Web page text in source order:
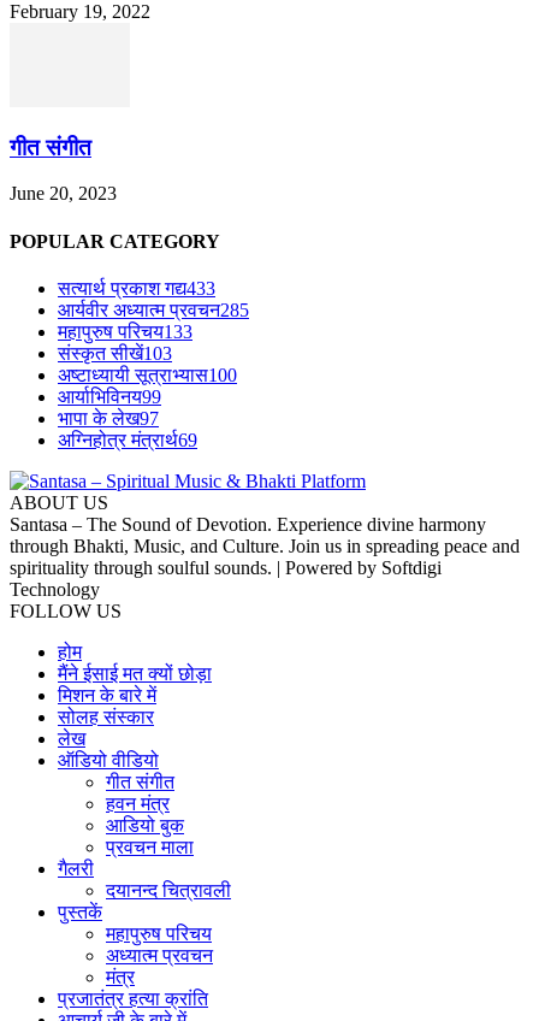
February 19, 2022
गीत संगीत
June 20, 2023
POPULAR CATEGORY
सत्यार्थ प्रकाश गद्य433
आर्यवीर अध्यात्म प्रवचन285
महापुरुष परिचय133
संस्कृत सीखें103
अष्टाध्यायी सूत्राभ्यास100
आर्याभिविनय99
भापा के लेख97
अग्निहोत्र मंत्रार्थ69
ABOUT US
Santasa – The Sound of Devotion. Experience divine harmony
through Bhakti, Music, and Culture. Join us in spreading peace and
spirituality through soulful sounds. | Powered by Softdigi
Technology
FOLLOW US
होम
मैंने ईसाई मत क्यों छोड़ा
मिशन के बारे में
सोलह संस्कार
लेख
ऑडियो वीडियो
गीत संगीत
हवन मंत्र
आडियो बुक
प्रवचन माला
गैलरी
दयानन्द चित्रावली
पुस्तकें
महापुरुष परिचय
अध्यात्म प्रवचन
मंत्र
प्रजातंत्र हत्या क्रांति